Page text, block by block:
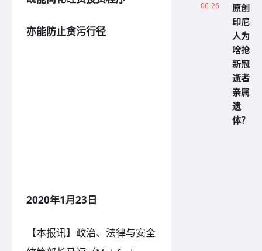
亦能防止贪污行径
2020年1月23日
【本报讯】政治、法律与安全
06-26
原创
印尼
人为
啥抢
新冠
逝者
亲属
遗
体？